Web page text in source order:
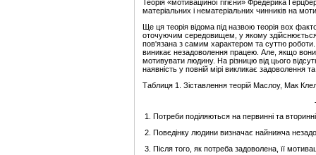
Теорія «мотиваційної гігієни» Фредерика
матеріальних і нематеріальних чинників на
Ще ця теорія відома під назвою теорія вох
оточуючим середовищем, у якому здійснюється
пов'язана з самим характером та суттю роботи.
виникає незадоволення працею. Але, якщо
мотивувати людину. На різницю від цього
наявність у повній мірі викликає задоволення
Таблиця 1. Зіставлення теорій Маслоу, Мак
1. Потреби поділяються на первинні та
2. Поведінку людини визначає найнижча
3. Після того, як потреба задоволена, її